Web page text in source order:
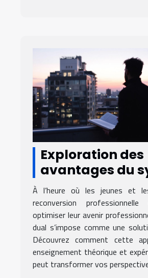
Exploration des
avantages du
dual pour les
futures
À l’heure où les jeunes et
reconversion
optimiser leur avenir
dual s’impose comme une
Découvrez comment cette
enseignement théorique et
peut transformer vos